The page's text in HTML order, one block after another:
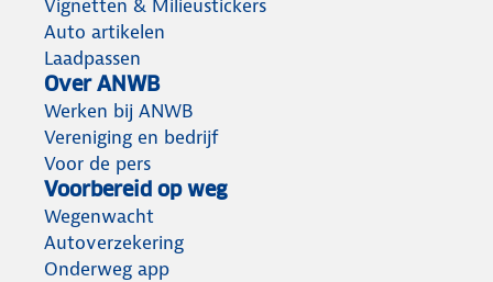
Vignetten & Milieustickers
Auto artikelen
Laadpassen
Over ANWB
Werken bij ANWB
Vereniging en bedrijf
Voor de pers
Voorbereid op weg
Wegenwacht
Autoverzekering
Onderweg app